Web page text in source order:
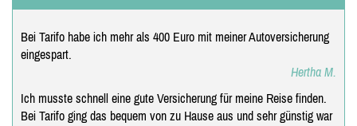
Bei Tarifo habe ich mehr als 400 Euro mit meiner Autoversicherung
eingespart.
Hertha M.
Ich musste schnell eine gute Versicherung für meine Reise finden.
Bei Tarifo ging das bequem von zu Hause aus und sehr günstig war